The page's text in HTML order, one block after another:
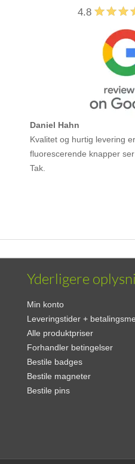
4.8
Daniel Hahn
Kvalitet og hurtig levering
fluorescerende knapper
Tak.
Yderligere
Min konto
Leveringstider +
Alle produktpriser
Forhandler betingelser
Bestile badges
Bestile magneter
Bestile pins